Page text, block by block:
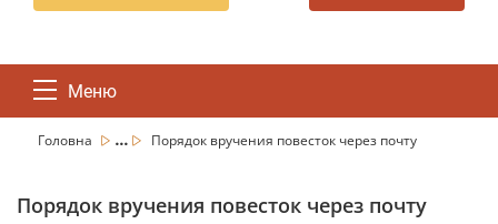
Меню
Головна ... Порядок вручения повесток через почту
Порядок вручения повесток через почту